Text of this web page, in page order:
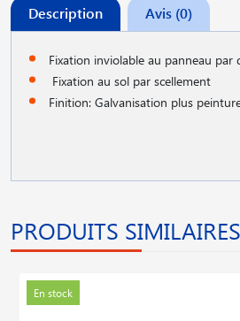
Description Avis (0)
Fixation inviolable au panneau par
Fixation au sol par scellement
Finition: Galvanisation plus
PRODUITS SIMILAIRES
En stock